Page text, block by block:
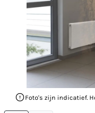
Foto's zijn indicatief.